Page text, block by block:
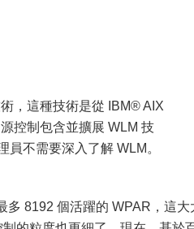
，這種技術是從 IBM® AIX
控制包含並擴展 WLM 技
不需要深入了解 WLM。
多 8192 個活躍的 WPAR，這大